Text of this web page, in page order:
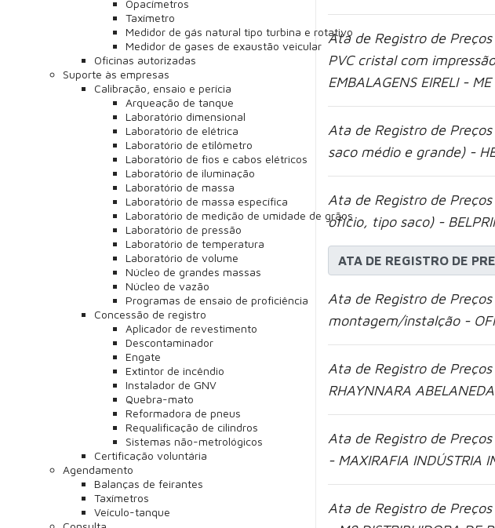
Opacímetros
Taxímetro
Medidor de gás natural tipo turbina e rotativo
Medidor de gases de exaustão veicular
Oficinas autorizadas
Suporte às empresas
Calibração, ensaio e perícia
Arqueação de tanque
Laboratório dimensional
Laboratório de elétrica
Laboratório de etilômetro
Laboratório de fios e cabos elétricos
Laboratório de iluminação
Laboratório de massa
Laboratório de massa específica
Laboratório de medição de umidade de grãos
Laboratório de pressão
Laboratório de temperatura
Laboratório de volume
Núcleo de grandes massas
Núcleo de vazão
Programas de ensaio de proficiência
Concessão de registro
Aplicador de revestimento
Descontaminador
Engate
Extintor de incêndio
Instalador de GNV
Quebra-mato
Reformadora de pneus
Requalificação de cilindros
Sistemas não-metrológicos
Certificação voluntária
Agendamento
Balanças de feirantes
Taxímetros
Veículo-tanque
Ata de Registro de
PVC cristal com
EMBALAGENS EIRELI - ME
Ata de Registro de
saco médio e grande)-
Ata de Registro de
ofício, tipo saco) -
ATA DE REGISTRO DE
Ata de Registro de
montagem/instalção -
Ata de Registro de
RHAYNNARA
Ata de Registro de
- MAXIRAFIA INDÚSTRIA
Ata de Registro de